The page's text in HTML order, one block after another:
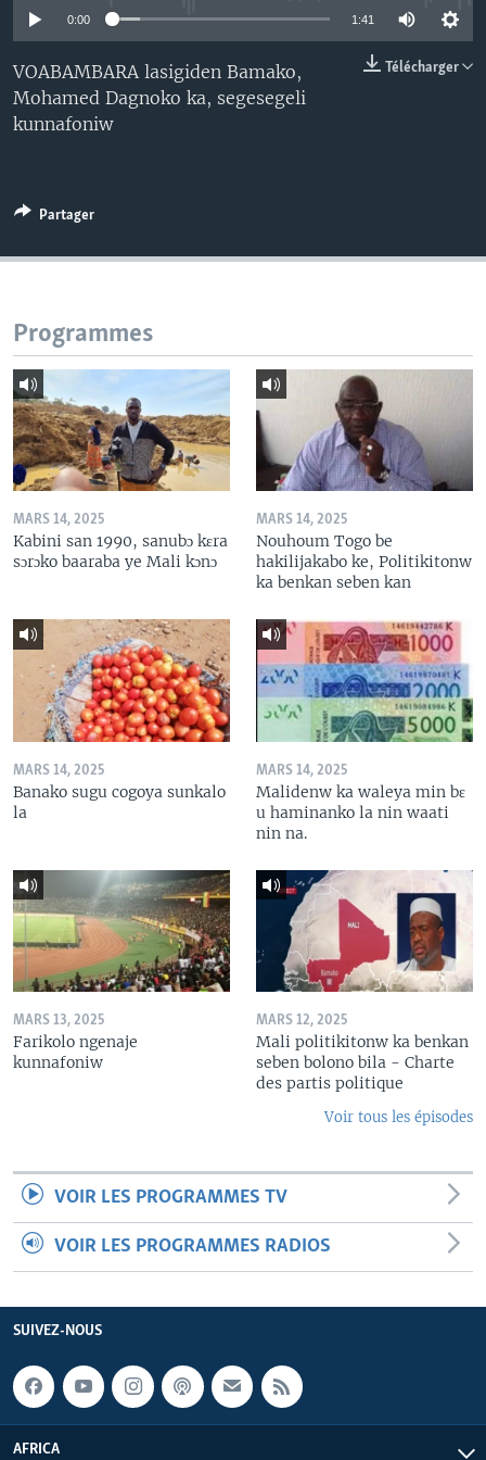
0:00 1:41
Télécharger
VOABAMBARA lasigiden Bamako,
Mohamed Dagnoko ka, segesegeli
kunnafoniw
Partager
Programmes
MARS 14, 2025
Kabini san 1990, sanubɔ kɛra
sɔrɔko baaraba ye Mali kɔnɔ
MARS 14, 2025
Nouhoum Togo be
hakilijakabo ke, Politikitonw
ka benkan seben kan
MARS 14, 2025
Banako sugu cogoya sunkalo
la
MARS 14, 2025
Malidenw ka waleya min bɛ
u haminanko la nin waati
nin na.
MARS 13, 2025
Farikolo ngenaje
kunnafoniw
MARS 12, 2025
Mali politikitonw ka benkan
seben bolono bila - Charte
des partis politique
Voir tous les épisodes
VOIR LES PROGRAMMES TV
VOIR LES PROGRAMMES RADIOS
SUIVEZ-NOUS
AFRICA